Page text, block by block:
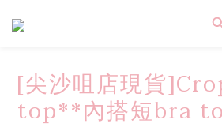
[尖沙咀店現貨
top**內搭短bra